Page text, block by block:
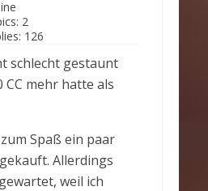
2
126
schlecht gestaunt
CC mehr hatte als
Spaß ein paar
Allerdings
weil ich